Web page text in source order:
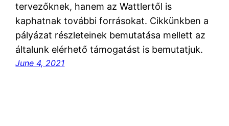
tervezőknek, hanem az Wattlertől is
kaphatnak további forrásokat. Cikkünkben a
pályázat részleteinek bemutatása mellett az
általunk elérhető támogatást is bemutatjuk.
June 4, 2021